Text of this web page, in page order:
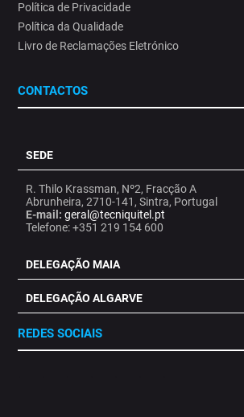
Política de Privacidade
Política da Qualidade
Livro de Reclamações Eletrónico
CONTACTOS
SEDE
R. Thilo Krassman, Nº2, Fracção A
Abrunheira, 2710-141, Sintra, Portugal
E-mail: geral@tecniquitel.pt
Telefone: +351 219 154 600
DELEGAÇÃO MAIA
DELEGAÇÃO ALGARVE
REDES SOCIAIS